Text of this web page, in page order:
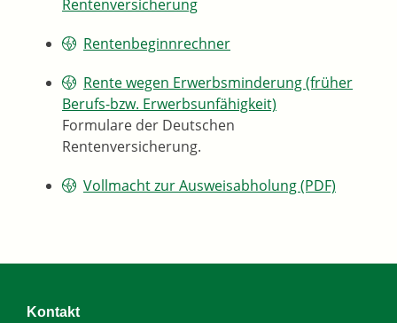
Rentenversicherung
Rentenbeginnrechner
Rente wegen Erwerbsminderung (früher
Berufs-bzw. Erwerbsunfähigkeit)
Formulare der Deutschen
Rentenversicherung.
Vollmacht zur Ausweisabholung (PDF)
Kontakt